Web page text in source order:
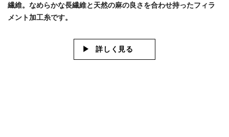
繊維。なめらかな長繊維と天然の麻の良さを合わせ持ったフィラ
メント加工糸です。
詳しく見る